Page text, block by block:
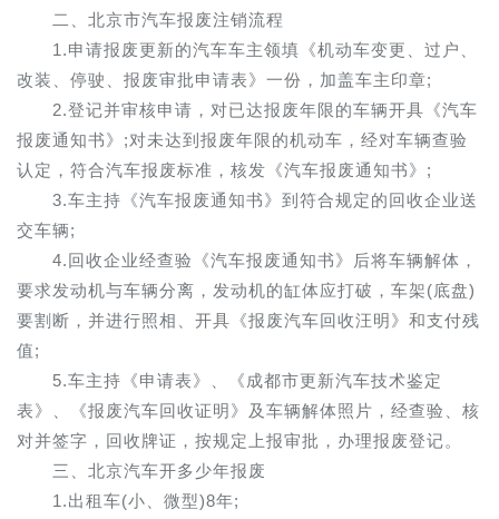
二、北京市汽车报废注销流程
1.申请报废更新的汽车车主领填《机动车变更、过户、
改装、停驶、报废审批申请表》一份，加盖车主印章;
2.登记并审核申请，对已达报废年限的车辆开具《汽车
报废通知书》;对未达到报废年限的机动车，经对车辆查验
认定，符合汽车报废标准，核发《汽车报废通知书》;
3.车主持《汽车报废通知书》到符合规定的回收企业送
交车辆;
4.回收企业经查验《汽车报废通知书》后将车辆解体，
要求发动机与车辆分离，发动机的缸体应打破，车架(底盘)
要割断，并进行照相、开具《报废汽车回收汪明》和支付残
值;
5.车主持《申请表》、《成都市更新汽车技术鉴定
表》、《报废汽车回收证明》及车辆解体照片，经查验、核
对并签字，回收牌证，按规定上报审批，办理报废登记。
三、北京汽车开多少年报废
1.出租车(小、微型)8年;